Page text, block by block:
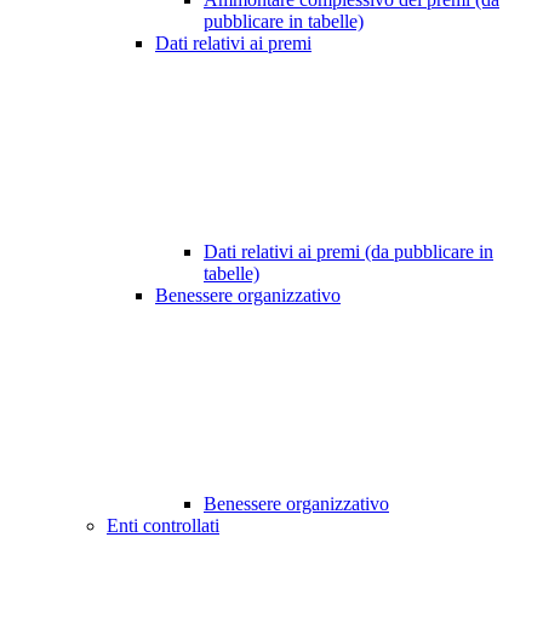
pubblicare in tabelle)
Dati relativi ai premi
Dati relativi ai premi (da pubblicare in
tabelle)
Benessere organizzativo
Benessere organizzativo
Enti controllati